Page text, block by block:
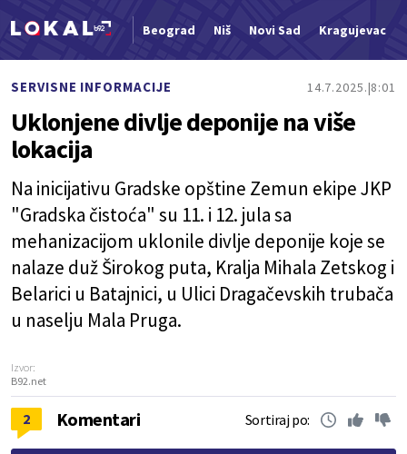
Beograd Niš Novi Sad Kragujevac
SERVISNE INFORMACIJE 14.7.2025. 8:01
Uklonjene divlje deponije na više
lokacija
Na inicijativu Gradske opštine Zemun ekipe JKP
"Gradska čistoća" su 11. i 12. jula sa
mehanizacijom uklonile divlje deponije koje se
nalaze duž Širokog puta, Kralja Mihala Zetskog i
Belarici u Batajnici, u Ulici Dragačevskih trubača
u naselju Mala Pruga.
Izvor:
B92.net
2 Komentari Sortiraj po: